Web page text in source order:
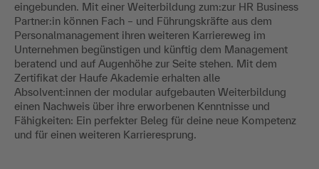
eingebunden. Mit einer Weiterbildung zum:zur HR Business
Partner:in können Fach – und Führungskräfte aus dem
Personalmanagement ihren weiteren Karriereweg im
Unternehmen begünstigen und künftig dem Management
beratend und auf Augenhöhe zur Seite stehen. Mit dem
Zertifikat der Haufe Akademie erhalten alle
Absolvent:innen der modular aufgebauten Weiterbildung
einen Nachweis über ihre erworbenen Kenntnisse und
Fähigkeiten: Ein perfekter Beleg für deine neue Kompetenz
und für einen weiteren Karrieresprung.